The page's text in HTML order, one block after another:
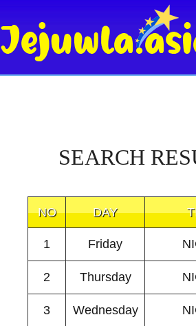
SEARCH
NO DAY
1 Friday
2 Thursday
3 Wednesday